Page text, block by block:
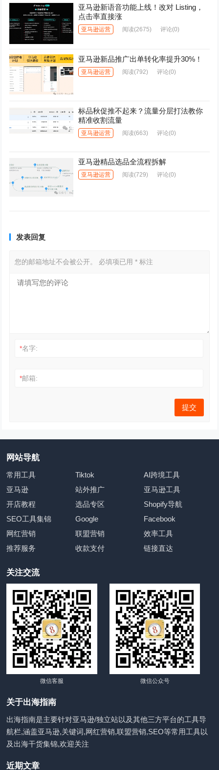
亚马逊新语音功能上线！改对 Listing，
点击率直接涨
亚马逊运营 阅读(2675) 评论(0)
亚马逊新品推广出单转化率提升30%！
亚马逊运营 阅读(792) 评论(0)
标品秋促推不起来？流量分层打法教你
精准收割流量
亚马逊运营 阅读(663) 评论(0)
亚马逊精品选品全流程拆解
亚马逊运营 阅读(729) 评论(0)
发表回复
您的邮箱地址不会被公开。 必填项已用* 标注
*名字:
*邮箱:
网站导航
常用工具 Tiktok
AI跨境工具
亚马逊
站外推广
亚马逊工具
开店教程
选品专区
Shopify导航
SEO工具集锦
Google
Facebook
网红营销
联盟营销
效率工具
推荐服务
收款支付 链接直达
关注交流
微信客服 微信公众号
关于出海指南
出海指南是主要针对亚马逊/独立站以及其他三方平台的工具导
航栏,涵盖亚马逊,关键词,网红营销,联盟营销,SEO等常用工具以
及出海干货集锦,欢迎关注
近期文章